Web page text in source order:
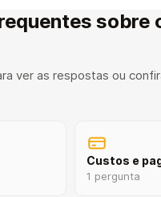
sobre
ver as respostas ou
Custos e
1 pergunta